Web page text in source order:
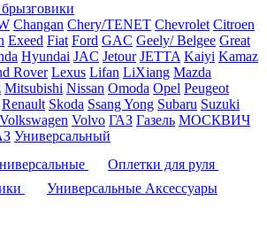
Changan Chery/TENET Chevrolet Citroen
Exeed Fiat Ford GAC Geely/ Belgee Great
Hyundai JAC Jetour JETTA Kaiyi Kamaz
Rover Lexus Lifan LiXiang Mazda
Mitsubishi Nissan Omoda Opel Peugeot
Renault Skoda Ssang Yong Subaru Suzuki
Volkswagen Volvo ГАЗ Газель МОСКВИЧ
Универсальный
Оплетки для руля
Универсальные Аксессуары